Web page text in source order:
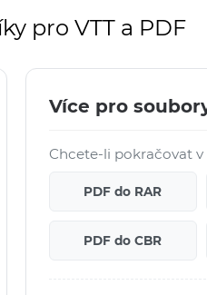
pro VTT a PDF
Více pro
Chcete-li pokračovat v
PDF do RAR
PDF do CBR